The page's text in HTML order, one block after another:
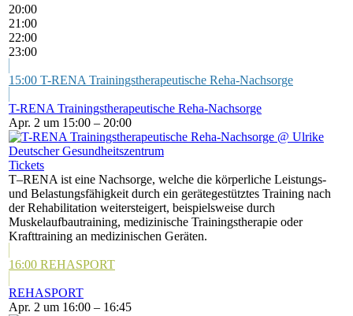
20:00
21:00
22:00
23:00
15:00 T-RENA Trainingstherapeutische Reha-Nachsorge
T-RENA Trainingstherapeutische Reha-Nachsorge
Apr. 2 um 15:00 – 20:00
Tickets
T–RENA ist eine Nachsorge, welche die körperliche Leistungs-
und Belastungsfähigkeit durch ein gerätegestütztes Training nach
der Rehabilitation weitersteigert, beispielsweise durch
Muskelaufbautraining, medizinische Trainingstherapie oder
Krafttraining an medizinischen Geräten.
16:00 REHASPORT
REHASPORT
Apr. 2 um 16:00 – 16:45